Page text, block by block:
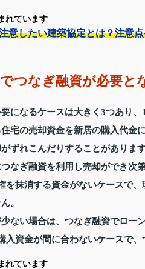
れています
意したい建築協定とは？注意
つなぎ融資が必要と
になるケースは大きく3つあり
宅の売却資金を新居の購入代金
ずれこんだりすることがあります
なぎ融資を利用し売却ができ次
を抹消する資金がないケースで
。
ない場合は、つなぎ融資でロー
入資金が間に合わないケースで
れています